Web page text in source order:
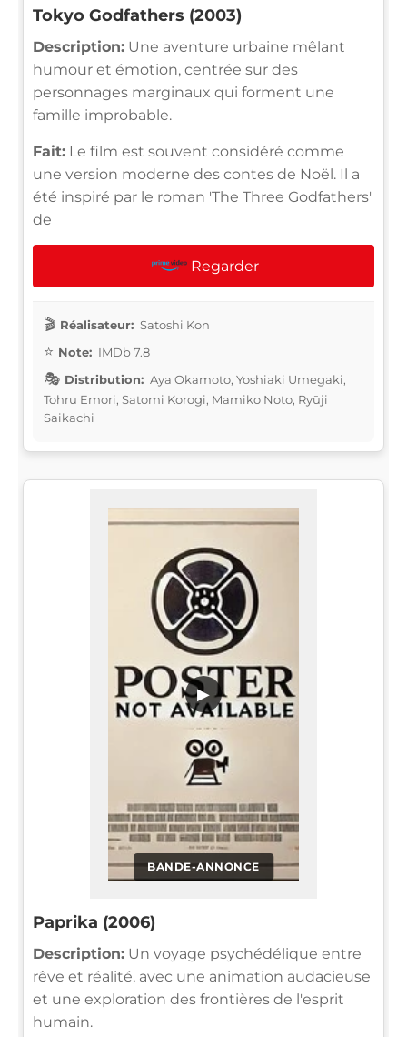
Tokyo Godfathers (2003)
Description: Une aventure urbaine mêlant
humour et émotion, centrée sur des
personnages marginaux qui forment une
famille improbable.
Fait: Le film est souvent considéré comme
une version moderne des contes de Noël. Il a
été inspiré par le roman 'The Three Godfathers'
de
Regarder
Réalisateur: Satoshi Kon
Note: IMDb 7.8
Distribution: Aya Okamoto, Yoshiaki Umegaki,
Tohru Emori, Satomi Korogi, Mamiko Noto, Ryūji
Saikachi
BANDE-ANNONCE
▶
Paprika (2006)
Description: Un voyage psychédélique entre
rêve et réalité, avec une animation audacieuse
et une exploration des frontières de l'esprit
humain.